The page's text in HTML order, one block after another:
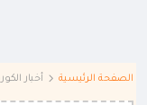
الصفحة الرئيسية أخبار